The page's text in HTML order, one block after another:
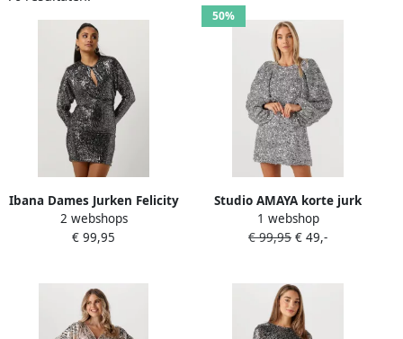
Ibana Dames Jurken Felicity
Gray Dames
2 webshops
€ 99,95
50%
Studio AMAYA korte jurk
met pailletten zilver
1 webshop
€ 99,95 € 49,-